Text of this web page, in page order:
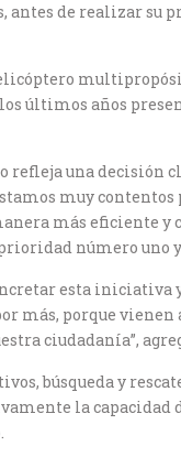
antes de realizar su
los últimos años
refleja una decisión
muy
más eficiente
número uno
esta iniciativa
más, porque
ciudadanía”,
búsqueda y
la capacidad